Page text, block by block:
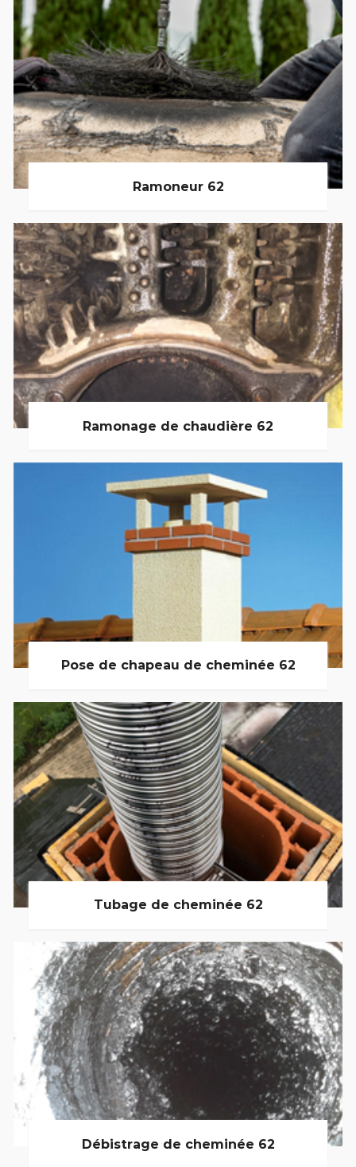
Ramoneur 62
Ramonage de chaudière 62
Pose de chapeau de cheminée 62
Tubage de cheminée 62
Débistrage de cheminée 62